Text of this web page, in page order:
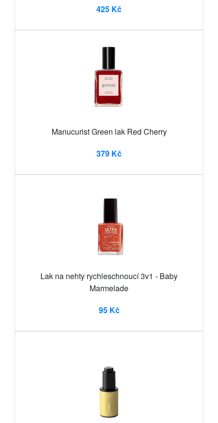
425 Kč
Manucurist Green lak Red Cherry
379 Kč
Lak na nehty rychleschnoucí 3v1 - Baby
Marmelade
95 Kč